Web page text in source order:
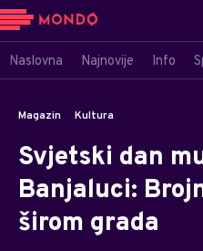
Naslovna Najnovije Info
Magazin Kultura
Svjetski dan
Banjaluci:
širom grada